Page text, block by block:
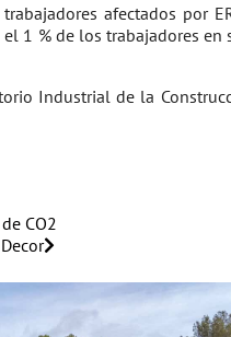
afectados por
1 % de los trabajadores
Industrial de la
CO2